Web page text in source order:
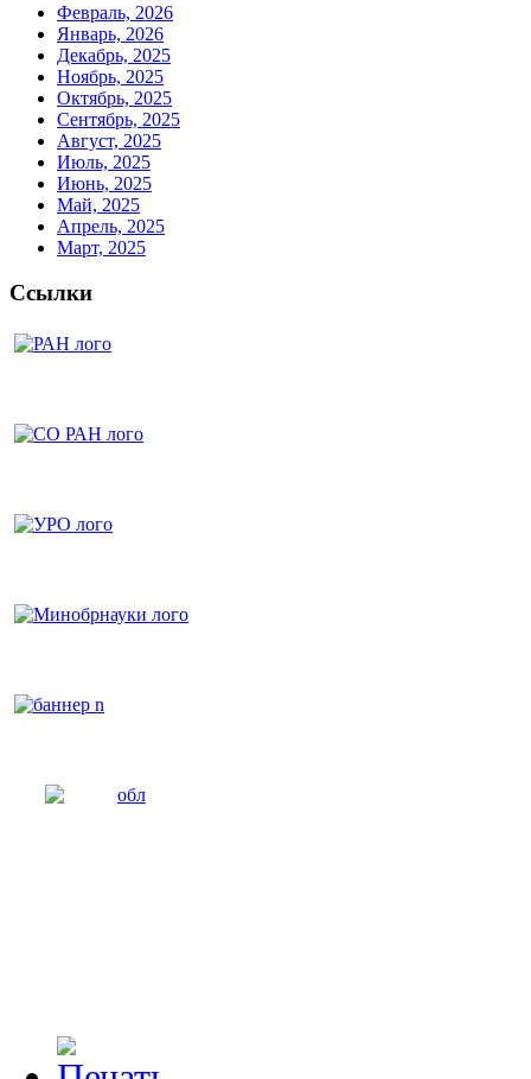
Февраль, 2026
Январь, 2026
Декабрь, 2025
Ноябрь, 2025
Октябрь, 2025
Сентябрь, 2025
Август, 2025
Июль, 2025
Июнь, 2025
Май, 2025
Апрель, 2025
Март, 2025
Ссылки